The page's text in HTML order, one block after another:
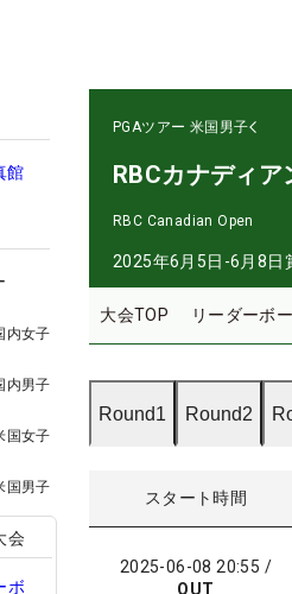
館
内女子
内男子
国女子
国男子
会
ボ
PGAツアー 米国男子
RBCカナディア
RBC Canadian Open
2025年6月5日-6月8日
大会TOP リーダーボ
Round1 Round2
スタート時間
2025-06-08 20:55 /
OUT